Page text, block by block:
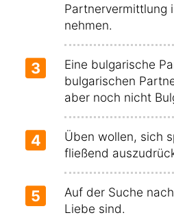
Partnervermittlung
nehmen.
3
Eine bulgarische
bulgarischen
aber noch nicht
4
Üben wollen, sich
fließend
5
Auf der Suche
Liebe sind.